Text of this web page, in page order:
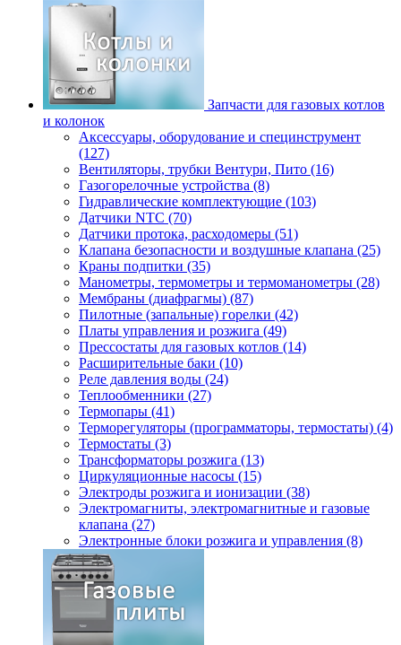
Запчасти для газовых котлов
и колонок
Аксессуары, оборудование и специнструмент
(127)
Вентиляторы, трубки Вентури, Пито (16)
Газогорелочные устройства (8)
Гидравлические комплектующие (103)
Датчики NTC (70)
Датчики протока, расходомеры (51)
Клапана безопасности и воздушные клапана (25)
Краны подпитки (35)
Манометры, термометры и термоманометры (28)
Мембраны (диафрагмы) (87)
Пилотные (запальные) горелки (42)
Платы управления и розжига (49)
Прессостаты для газовых котлов (14)
Расширительные баки (10)
Реле давления воды (24)
Теплообменники (27)
Термопары (41)
Терморегуляторы (программаторы, термостаты) (4)
Термостаты (3)
Трансформаторы розжига (13)
Циркуляционные насосы (15)
Электроды розжига и ионизации (38)
Электромагниты, электромагнитные и газовые
клапана (27)
Электронные блоки розжига и управления (8)